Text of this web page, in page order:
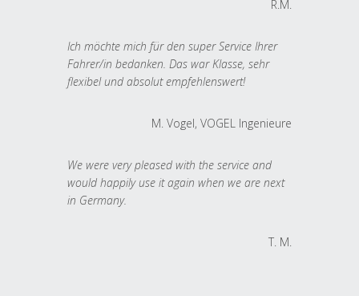
R.M.
Ich möchte mich für den super Service Ihrer
Fahrer/in bedanken. Das war Klasse, sehr
flexibel und absolut empfehlenswert!
M. Vogel, VOGEL Ingenieure
We were very pleased with the service and
would happily use it again when we are next
in Germany.
T. M.